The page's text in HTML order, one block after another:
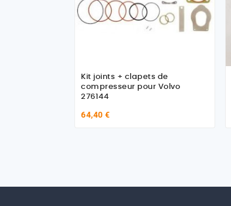
Kit joints + clapets de
compresseur pour Volvo
276144
64,40 €